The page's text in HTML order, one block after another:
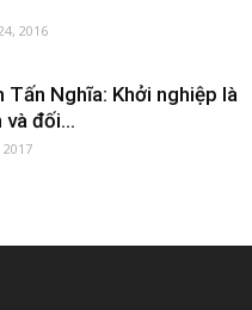
2016
Tấn Nghĩa: Khởi nghiệp là
đối...